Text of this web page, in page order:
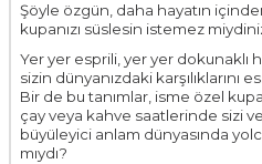
Şöyle özgün, daha hayatın
kupanızı süslesin istemez
Yer yer esprili, yer yer
sizin dünyanızdaki karşılıklarını
Bir de bu tanımlar, isme özel
çay veya kahve saatlerinde sizi
büyüleyici anlam dünyasında
mıydı?